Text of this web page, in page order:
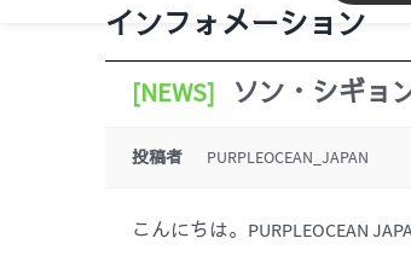
インフォメーション
[NEWS] ソン・シギョ
投稿者 PURPLEOCEAN_JAPAN
こんにちは。PURPLEOCEAN